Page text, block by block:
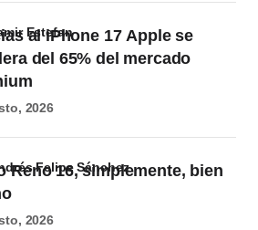
al iPhone 17 Apple se
del 65% del mercado
Estefan
2026
Reno 16, simplemente, bien
Felipe Sánchez
2026